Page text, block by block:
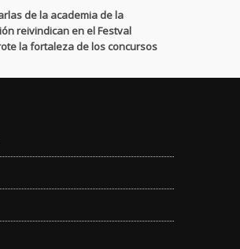
de la academia de la
reivindican en el Festval
la fortaleza de los concursos